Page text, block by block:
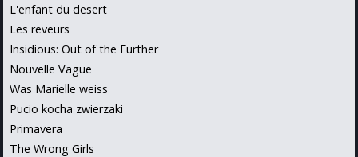
L'enfant du desert
Les reveurs
Insidious: Out of the Further
Nouvelle Vague
Was Marielle weiss
Pucio kocha zwierzaki
Primavera
The Wrong Girls